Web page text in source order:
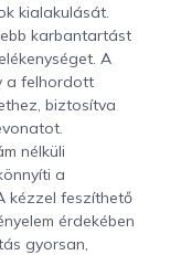
kialakulását.
karbantartást
A
a felhordott
biztosítva
nélküli
a
kézzel feszíthető
érdekében
gyorsan,